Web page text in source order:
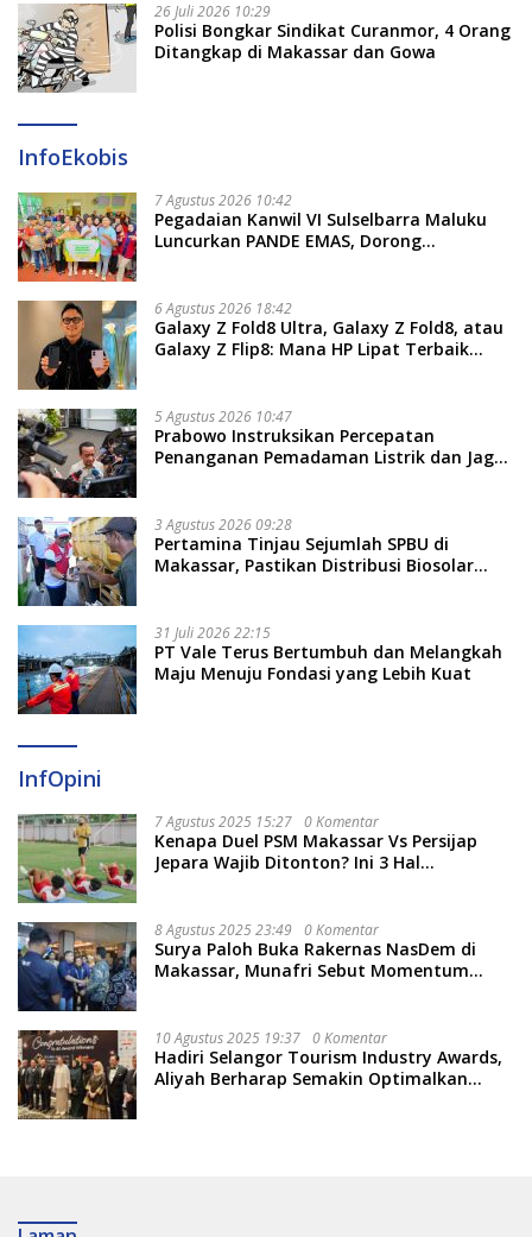
26 Juli 2026 10:29
Polisi Bongkar Sindikat Curanmor, 4 Orang
Ditangkap di Makassar dan Gowa
InfoEkobis
7 Agustus 2026 10:42
Pegadaian Kanwil VI Sulselbarra Maluku
Luncurkan PANDE EMAS, Dorong
6 Agustus 2026 18:42
Galaxy Z Fold8 Ultra, Galaxy Z Fold8, atau
Galaxy Z Flip8: Mana HP Lipat Terbaik
5 Agustus 2026 10:47
Prabowo Instruksikan Percepatan
Penanganan Pemadaman Listrik dan Jaga
3 Agustus 2026 09:28
Pertamina Tinjau Sejumlah SPBU di
Makassar, Pastikan Distribusi Biosolar
31 Juli 2026 22:15
PT Vale Terus Bertumbuh dan Melangkah
Maju Menuju Fondasi yang Lebih Kuat
InfOpini
7 Agustus 2025 15:27 0 Komentar
Kenapa Duel PSM Makassar Vs Persijap
Jepara Wajib Ditonton? Ini 3 Hal
8 Agustus 2025 23:49 0 Komentar
Surya Paloh Buka Rakernas NasDem di
Makassar, Munafri Sebut Momentum
10 Agustus 2025 19:37 0 Komentar
Hadiri Selangor Tourism Industry Awards,
Aliyah Berharap Semakin Optimalkan